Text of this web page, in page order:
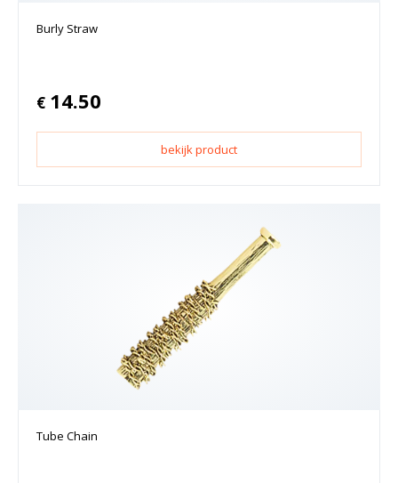
Burly Straw
€ 14.50
bekijk product
Tube Chain